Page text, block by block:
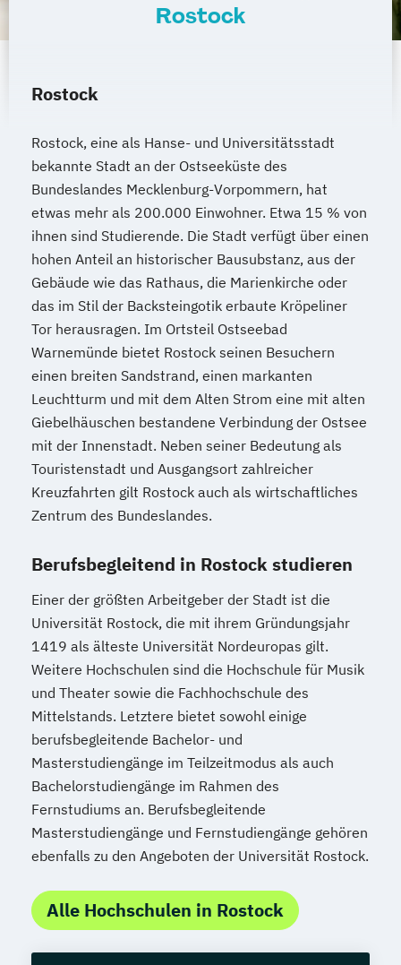
Sozialpädagogik und Inklusion
Tourismusmanagement
Wirtschaftsinformatik (DE/EN)
Wirtschaftsingenieurwesen
Wirtschaftsingenieurwesen (DE/EN)
Wirtschaftsingenieurwesen Medizintechnik
Wirtschaftspsychologie (DE/EN)
Wirtschaftsrecht
Rostock
Rostock
Rostock, eine als Hanse- und Universitätsstadt
bekannte Stadt an der Ostseeküste des
Bundeslandes Mecklenburg-Vorpommern, hat
etwas mehr als 200.000 Einwohner. Etwa 15 % von
ihnen sind Studierende. Die Stadt verfügt über einen
hohen Anteil an historischer Bausubstanz, aus der
Gebäude wie das Rathaus, die Marienkirche oder
das im Stil der Backsteingotik erbaute Kröpeliner
Tor herausragen. Im Ortsteil Ostseebad
Warnemünde bietet Rostock seinen Besuchern
einen breiten Sandstrand, einen markanten
Leuchtturm und mit dem Alten Strom eine mit alten
Giebelhäuschen bestandene Verbindung der Ostsee
mit der Innenstadt. Neben seiner Bedeutung als
Touristenstadt und Ausgangsort zahlreicher
Kreuzfahrten gilt Rostock auch als wirtschaftliches
Zentrum des Bundeslandes.
Berufsbegleitend in Rostock studieren
Einer der größten Arbeitgeber der Stadt ist die
Universität Rostock, die mit ihrem Gründungsjahr
1419 als älteste Universität Nordeuropas gilt.
Weitere Hochschulen sind die Hochschule für Musik
und Theater sowie die Fachhochschule des
Mittelstands. Letztere bietet sowohl einige
berufsbegleitende Bachelor- und
Masterstudiengänge im Teilzeitmodus als auch
Bachelorstudiengänge im Rahmen des
Fernstudiums an. Berufsbegleitende
Masterstudiengänge und Fernstudiengänge gehören
ebenfalls zu den Angeboten der Universität Rostock.
Alle Hochschulen in Rostock